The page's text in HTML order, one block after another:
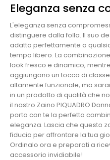
Eleganza senza
L'eleganza senza
distinguere dalla folla. Il suo
adatta perfettamente a
tempo libero. La
look fresco e dinamico,
aggiungono un tocco di
altamente funzionale, ma
in un prodotto di qualità che
il nostro Zaino PIQUADRO
porta con te la perfetta
eleganza. Lascia che questo
fiducia per affrontare la tua
Ordinalo ora e preparati a
accessorio invidiabile!